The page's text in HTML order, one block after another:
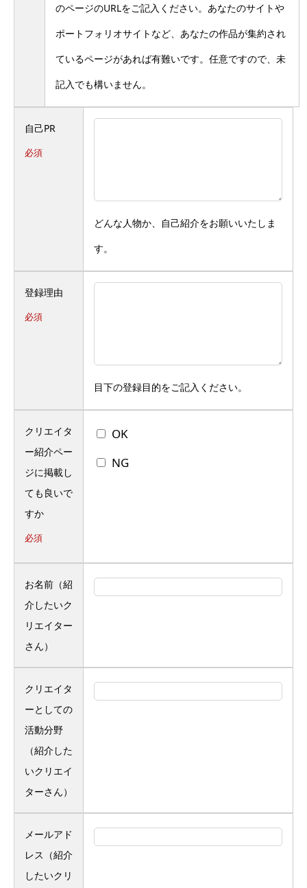
のページのURLをご記入ください。あなたのサイトや
ポートフォリオサイトなど、あなたの作品が集約され
ているページがあれば有難いです。任意ですので、未
記入でも構いません。
自己PR
必須
どんな人物か、自己紹介をお願いいたしま
す。
登録理由
必須
目下の登録目的をご記入ください。
クリエイタ
ー紹介ペー
ジに掲載し
ても良いで
すか
必須
OK
NG
お名前（紹
介したいク
リエイター
さん）
クリエイタ
ーとしての
活動分野
（紹介した
いクリエイ
ターさん）
メールアド
レス（紹介
したいクリ